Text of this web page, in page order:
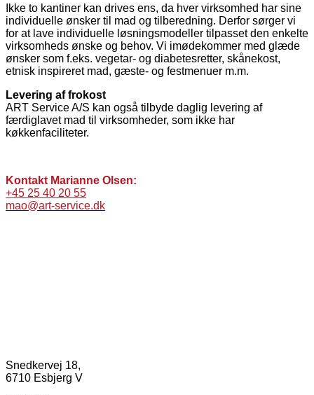
Ikke to kantiner kan drives ens, da hver virksomhed har sine
individuelle ønsker til mad og tilberedning. Derfor sørger vi
for at lave individuelle løsningsmodeller tilpasset den enkelte
virksomheds ønske og behov. Vi imødekommer med glæde
ønsker som f.eks. vegetar- og diabetesretter, skånekost,
etnisk inspireret mad, gæste- og festmenuer m.m.
Levering af frokost
ART Service A/S kan også tilbyde daglig levering af
færdiglavet mad til virksomheder, som ikke har
køkkenfaciliteter.
Kontakt Marianne Olsen:
+45 25 40 20 55
mao@art-service.dk
Snedkervej 18,
6710 Esbjerg V